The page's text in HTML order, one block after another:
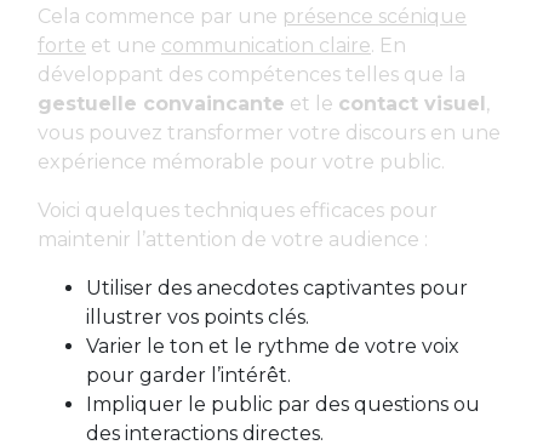
Cela commence par une présence scénique
forte et une communication claire. En
développant des compétences telles que la
gestuelle convaincante et le contact visuel,
vous pouvez transformer votre discours en une
expérience mémorable pour votre public.
Voici quelques techniques efficaces pour
maintenir l’attention de votre audience :
Utiliser des anecdotes captivantes pour
illustrer vos points clés.
Varier le ton et le rythme de votre voix
pour garder l’intérêt.
Impliquer le public par des questions ou
des interactions directes.